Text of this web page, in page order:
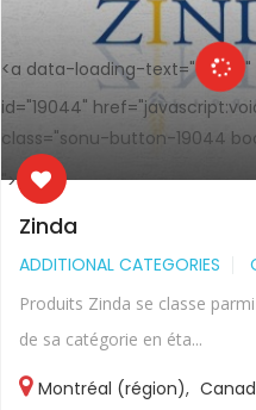
<a data-loading-text="
"
id="19044"
class="sonu-button-19044
">
Zinda
ADDITIONAL CATEGORIES
Produits Zinda se classe
de sa catégorie en éta...
Montréal (région),